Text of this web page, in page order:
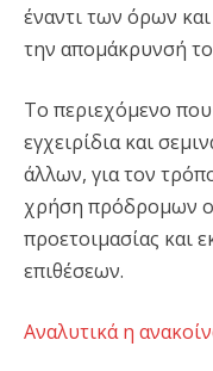
έναντι των όρων
την απομάκρυνσή
Το περιεχόμενο
εγχειρίδια και
άλλων, για τον
χρήση πρόδρομων
προετοιμασίας και
επιθέσεων.
Αναλυτικά η